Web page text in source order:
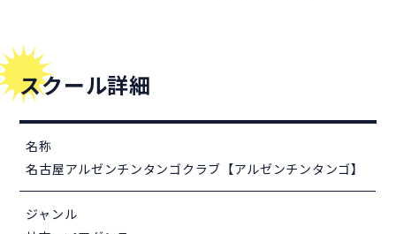
スクール詳細
名称
名古屋アルゼンチンタンゴクラブ【アルゼンチンタンゴ】
ジャンル